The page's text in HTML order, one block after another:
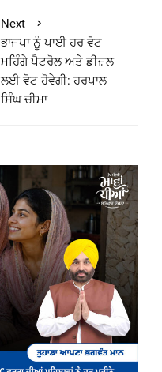
Next
ਭਾਜਪਾ ਨੂੰ ਪਾਈ ਹਰ ਵੋਟ
ਮਹਿੰਗੇ ਪੈਟਰੋਲ ਅਤੇ ਡੀਜ਼ਲ
ਲਈ ਵੋਟ ਹੋਵੇਗੀ: ਹਰਪਾਲ
ਸਿੰਘ ਚੀਮਾ